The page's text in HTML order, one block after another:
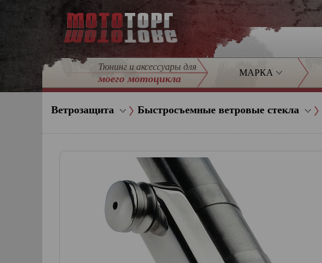
Тюнинг и аксессуары для
моего мотоцикла
МАРКА
Ветрозащита Быстросъемные ветровые стекла